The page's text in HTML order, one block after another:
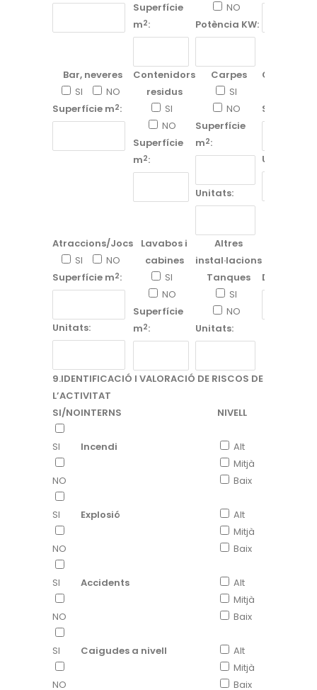
Superfície
m2:
NO
Potència KW:
Bar, neveres
SI
NO
Superfície m2:
Contenidors
residus
SI
NO
Superfície
m2:
Carpes
SI
NO
Superfície
m2:
Unitats:
Cuines/
Superfície
Unitats:
Atraccions/Jocs
SI
NO
Superfície m2:
Unitats:
Lavabos i
cabines
SI
NO
Superfície
m2:
Altres
instal·lacions
Tanques
SI
NO
Unitats:
Dades:
9.IDENTIFICACIÓ I VALORACIÓ DE RISCOS DE
L’ACTIVITAT
SI/NOINTERNS NIVELL
SI
NO
Incendi
Alt
Mitjà
Baix
SI
NO
Explosió
Alt
Mitjà
Baix
SI
NO
Accidents
Alt
Mitjà
Baix
SI
NO
Caigudes a nivell
Alt
Mitjà
Baix